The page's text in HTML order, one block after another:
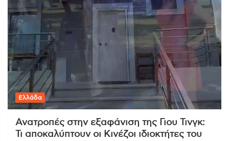
Ελλάδα
Ανατροπές στην εξαφάνιση της Γιου Τινγκ:
Τι αποκαλύπτουν οι Κινέζοι ιδιοκτήτες του